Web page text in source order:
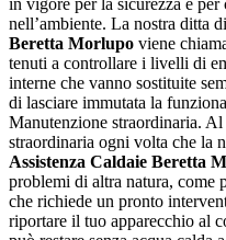
nell’ambiente. La nostra ditta
Beretta Morlupo viene
tenuti a controllare i livelli di
interne che vanno sostituite
di lasciare immutata la
Manutenzione straordinaria.
straordinaria ogni volta che la
Assistenza Caldaie Beretta
problemi di altra natura, come
che richiede un pronto
riportare il tuo apparecchio al